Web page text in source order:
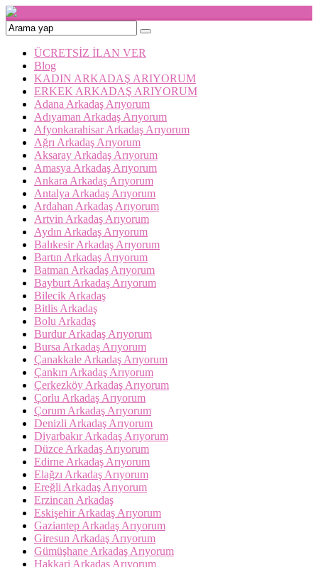
ÜCRETSİZ İLAN VER
Blog
KADIN ARKADAŞ ARIYORUM
ERKEK ARKADAŞ ARIYORUM
Adana Arkadaş Arıyorum
Adıyaman Arkadaş Arıyorum
Afyonkarahisar Arkadaş Arıyorum
Ağrı Arkadaş Arıyorum
Aksaray Arkadaş Arıyorum
Amasya Arkadaş Arıyorum
Ankara Arkadaş Arıyorum
Antalya Arkadaş Arıyorum
Ardahan Arkadaş Arıyorum
Artvin Arkadaş Arıyorum
Aydın Arkadaş Arıyorum
Balıkesir Arkadaş Arıyorum
Bartın Arkadaş Arıyorum
Batman Arkadaş Arıyorum
Bayburt Arkadaş Arıyorum
Bilecik Arkadaş
Bitlis Arkadaş
Bolu Arkadaş
Burdur Arkadaş Arıyorum
Bursa Arkadaş Arıyorum
Çanakkale Arkadaş Arıyorum
Çankırı Arkadaş Arıyorum
Çerkezköy Arkadaş Arıyorum
Çorlu Arkadaş Arıyorum
Çorum Arkadaş Arıyorum
Denizli Arkadaş Arıyorum
Diyarbakır Arkadaş Arıyorum
Düzce Arkadaş Arıyorum
Edirne Arkadaş Arıyorum
Elağzı Arkadaş Arıyorum
Ereğli Arkadaş Arıyorum
Erzincan Arkadaş
Eskişehir Arkadaş Arıyorum
Gaziantep Arkadaş Arıyorum
Giresun Arkadaş Arıyorum
Gümüşhane Arkadaş Arıyorum
Hakkari Arkadaş Arıyorum